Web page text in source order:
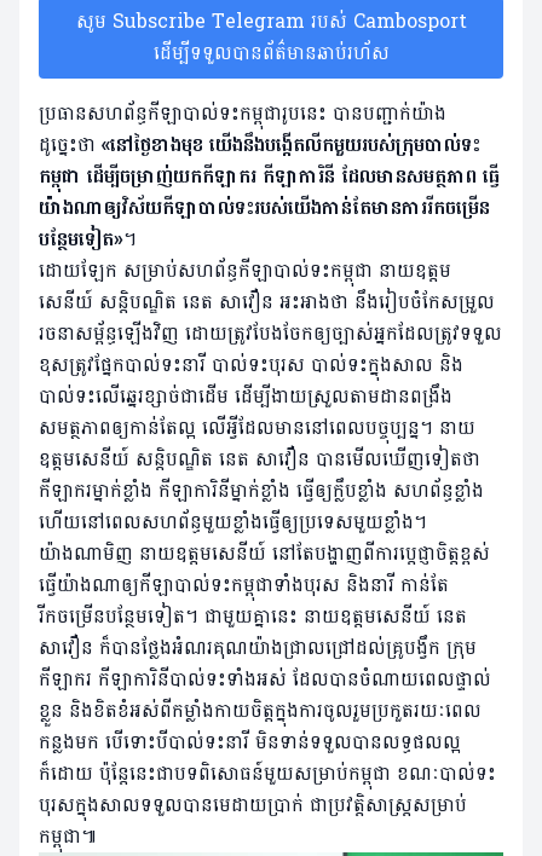
សូម Subscribe Telegram របស់ Cambosport
ដើម្បីទទួលបានព័ត៌មានឆាប់រហ័ស
ប្រធានសហព័ន្ធកីឡាបាល់ទះកម្ពុជារូបនេះ បានបញ្ជាក់យ៉ាង
ដូច្នេះថា «នៅថ្ងៃខាងមុខ យើងនឹងបង្កើតលីកមួយរបស់ក្រុមបាល់ទះ
កម្ពុជា ដើម្បីចម្រាញ់យកកីឡាករ កីឡាការិនី ដែលមានសមត្ថភាព ធ្វើ
យ៉ាងណាឲ្យវិស័យកីឡាបាល់ទះរបស់យើងកាន់តែមានការរីកចម្រើន
បន្ថែមទៀត»។
ដោយឡែក សម្រាប់សហព័ន្ធកីឡាបាល់ទះកម្ពុជា នាយឧត្តម
សេនីយ៍ សន្ដិបណ្ឌិត នេត សាវឿន អះអាងថា នឹងរៀបចំកែសម្រួល
រចនាសម្ព័ន្ធឡើងវិញ ដោយត្រូវបែងចែកឲ្យច្បាស់អ្នកដែលត្រូវទទួល
ខុសត្រូវផ្នែកបាល់ទះនារី បាល់ទះបុរស បាល់ទះក្នុងសាល និង
បាល់ទះលើឆ្នេរខ្សាច់ជាដើម ដើម្បីងាយស្រួលតាមដានពង្រឹង
សមត្ថភាពឲ្យកាន់តែល្អ លើអ្វីដែលមាននៅពេលបច្ចុប្បន្ន។ នាយ
ឧត្តមសេនីយ៍ សន្ដិបណ្ឌិត នេត សាវឿន បានមើលឃើញទៀតថា
កីឡាករម្នាក់ខ្លាំង កីឡាការិនីម្នាក់ខ្លាំង ធ្វើឲ្យក្លឹបខ្លាំង សហព័ន្ធខ្លាំង
ហើយនៅពេលសហព័ន្ធមួយខ្លាំងធ្វើឲ្យប្រទេសមួយខ្លាំង។
យ៉ាងណាមិញ នាយឧត្តមសេនីយ៍ នៅតែបង្ហាញពីការប្ដេជ្ញាចិត្តខ្ពស់
ធ្វើយ៉ាងណាឲ្យកីឡាបាល់ទះកម្ពុជាទាំងបុរស និងនារី កាន់តែ
រីកចម្រើនបន្ថែមទៀត។ ជាមួយគ្នានេះ នាយឧត្តមសេនីយ៍ នេត
សាវឿន ក៏បានថ្លែងអំណរគុណយ៉ាងជ្រាលជ្រៅដល់គ្រូបង្វឹក ក្រុម
កីឡាករ កីឡាការិនីបាល់ទះទាំងអស់ ដែលបានចំណាយពេលផ្ទាល់
ខ្លួន និងខិតខំអស់ពីកម្លាំងកាយចិត្ដក្នុងការចូលរួមប្រកួតរយៈពេល
កន្លងមក បើទោះបីបាល់ទះនារី មិនទាន់ទទួលបានលទ្ធផលល្អ
ក៏ដោយ ប៉ុន្ដែនេះជាបទពិសោធន៍មួយសម្រាប់កម្ពុជា ខណៈបាល់ទះ
បុរសក្នុងសាលទទួលបានមេដាយប្រាក់ ជាប្រវត្តិសាស្ដ្រសម្រាប់
កម្ពុជា៕